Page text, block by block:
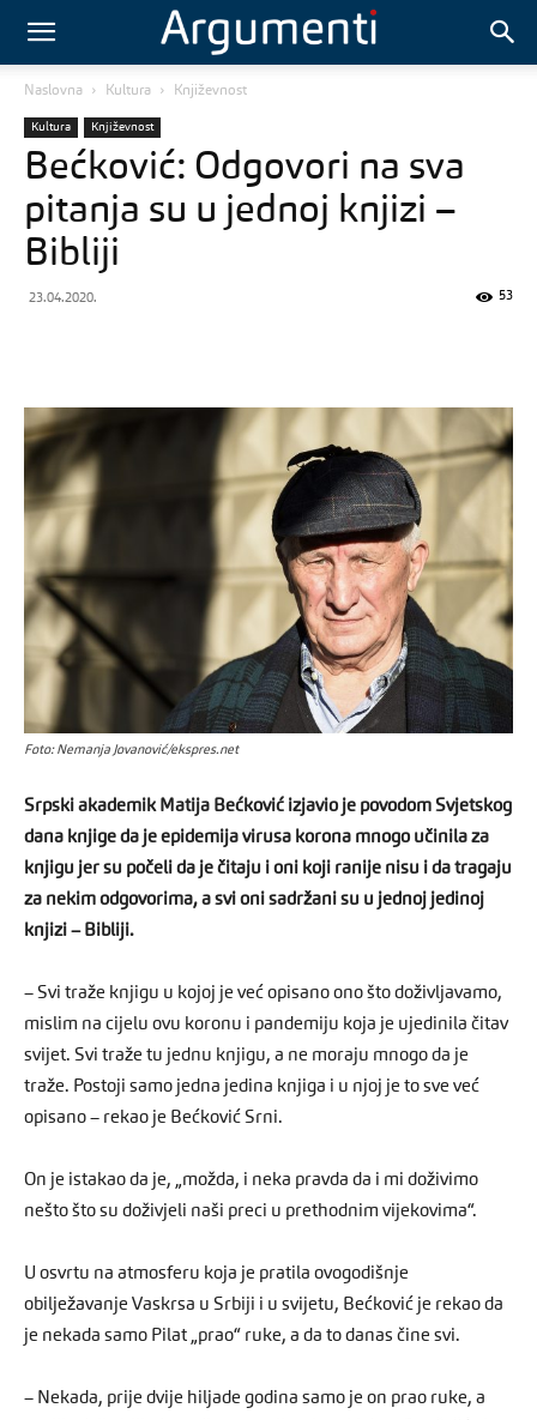
Naslovna Kultura Književnost
Kultura Književnost
Bećković: Odgovori na sva
pitanja su u jednoj knjizi –
Bibliji
23.04.2020. 53
Foto: Nemanja Jovanović/ekspres.net
Srpski akademik Matija Bećković izjavio je povodom Svjetskog
dana knjige da je epidemija virusa korona mnogo učinila za
knjigu jer su počeli da je čitaju i oni koji ranije nisu i da tragaju
za nekim odgovorima, a svi oni sadržani su u jednoj jedinoj
knjizi – Bibliji.
– Svi traže knjigu u kojoj je već opisano ono što doživljavamo,
mislim na cijelu ovu koronu i pandemiju koja je ujedinila čitav
svijet. Svi traže tu jednu knjigu, a ne moraju mnogo da je
traže. Postoji samo jedna jedina knjiga i u njoj je to sve već
opisano – rekao je Bećković Srni.
On je istakao da je, „možda, i neka pravda da i mi doživimo
nešto što su doživjeli naši preci u prethodnim vijekovima“.
U osvrtu na atmosferu koja je pratila ovogodišnje
obilježavanje Vaskrsa u Srbiji i u svijetu, Bećković je rekao da
je nekada samo Pilat „prao“ ruke, a da to danas čine svi.
– Nekada, prije dvije hiljade godina samo je on prao ruke, a